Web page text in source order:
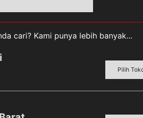
cari? Kami punya lebih banyak...
Pilih